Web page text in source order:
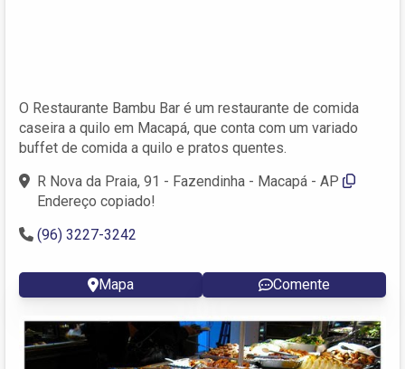
O Restaurante Bambu Bar é um restaurante de comida
caseira a quilo em Macapá, que conta com um variado
buffet de comida a quilo e pratos quentes.
R Nova da Praia, 91 - Fazendinha - Macapá - AP
Endereço copiado!
(96) 3227-3242
Mapa Comente